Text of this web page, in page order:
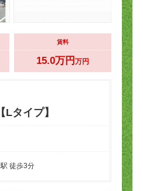
賃料
15.0万円万円
Lタイプ】
徒歩3分